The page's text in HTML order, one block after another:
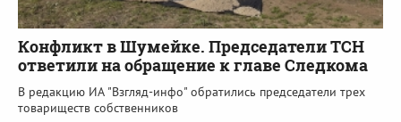
Конфликт в Шумейке. Председатели ТСН
ответили на обращение к главе Следкома
В редакцию ИА "Взгляд-инфо" обратились председатели трех
товариществ собственников